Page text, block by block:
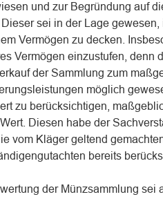
und zur Begründung auf
sei in der Lage
Vermögen zu decken.
Vermögen einzustufen, denn
der Sammlung zum
möglich
zu berücksichtigen,
Diesen habe der
vom Kläger geltend
bereits
der Münzsammlung